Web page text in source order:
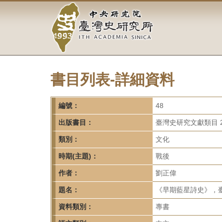
容
中
央
研
究
院-
臺
灣
史
研
究
所-
書目列表-詳細資料
編號： 48
出版書目： 臺灣史研究文獻類目
類別： 文化
時期(主題)： 戰後
作者： 劉正偉
題名： 《早期藍星詩史》，
資料類別： 專書